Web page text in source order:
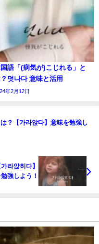
語「(病気が)こじれる」と
덧나다 意味と活用
年2月12日
？【가라앉다】意味を勉強し
라앉히다】
強しよう！